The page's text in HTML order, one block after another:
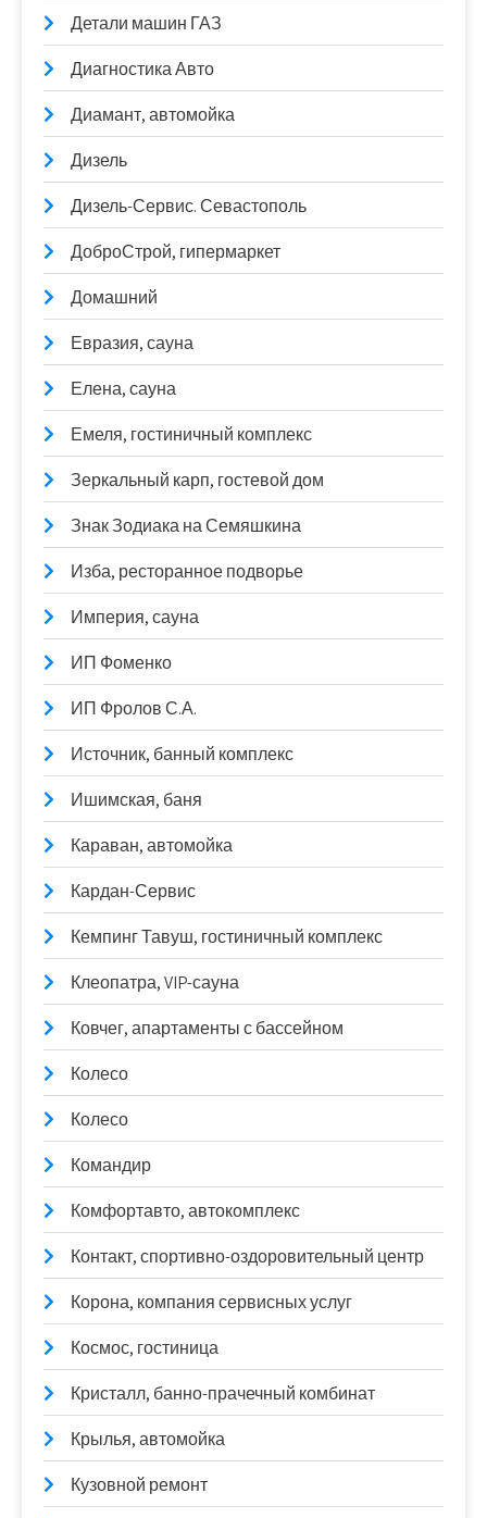
Детали машин ГАЗ
Диагностика Авто
Диамант, автомойка
Дизель
Дизель-Сервис. Севастополь
ДоброСтрой, гипермаркет
Домашний
Евразия, сауна
Елена, сауна
Емеля, гостиничный комплекс
Зеркальный карп, гостевой дом
Знак Зодиака на Семяшкина
Изба, ресторанное подворье
Империя, сауна
ИП Фоменко
ИП Фролов С.А.
Источник, банный комплекс
Ишимская, баня
Караван, автомойка
Кардан-Сервис
Кемпинг Тавуш, гостиничный комплекс
Клеопатра, VIP-сауна
Ковчег, апартаменты с бассейном
Колесо
Колесо
Командир
Комфортавто, автокомплекс
Контакт, спортивно-оздоровительный центр
Корона, компания сервисных услуг
Космос, гостиница
Кристалл, банно-прачечный комбинат
Крылья, автомойка
Кузовной ремонт